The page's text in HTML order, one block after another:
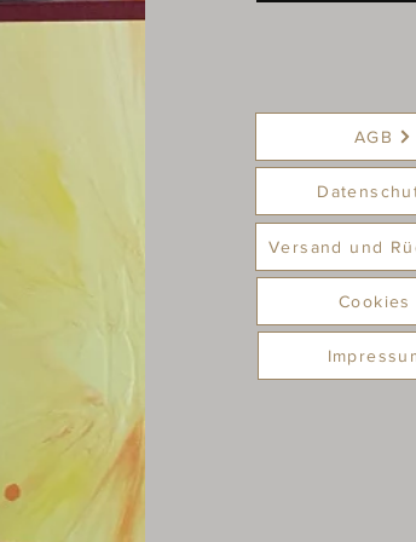
AGB
Versand und
Cookies